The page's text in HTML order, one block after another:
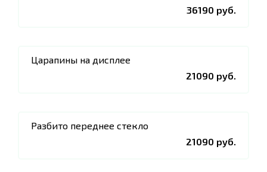
36190 руб.
Царапины на дисплее
21090 руб.
Разбито переднее стекло
21090 руб.